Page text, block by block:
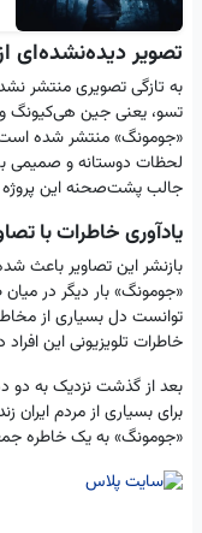
تصویر دیده‌نشده‌ای
به تازگی تصویری منتشر
تسو، یعنی جین
لحظات دوستانه و صمیمی
جالب پشت‌صحنه این پروژه
یادآوری خاطرات با
بازنشر این تصاویر باعث
«جومونگ» بار دیگر در
توانست دل بسیاری از
خاطرات تلویزیونی این افراد
بعد از گذشت نزدیک به دو
برای بسیاری از مردم
«جومونگ» به یک خاطره